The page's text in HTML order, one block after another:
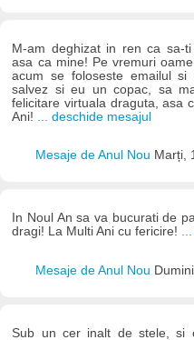
M-am deghizat in ren ca sa-
asa ca mine! Pe vremuri
acum se foloseste emailul
salvez si eu un copac, sa
felicitare virtuala draguta, asa
Ani!
... deschide mesajul
Mesaje de Anul Nou Marți,
In Noul An sa va bucurati de
dragi! La Multi Ani cu fericire!
Mesaje de Anul Nou
Sub un cer inalt de stele, si